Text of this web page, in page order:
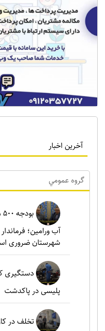
آخرین اخبار
گروه عمومي
آب ورامین؛
شهرستان ضروری
دستگیری
پلیسی در پاکدشت
تخلف در